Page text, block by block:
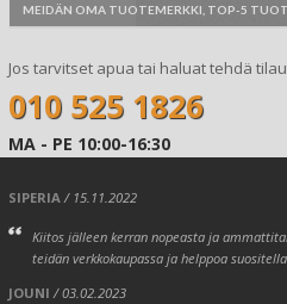
MEIDÄN OMA TUOTEMERKKI, TOP-5
Jos tarvitset apua tai haluat tehdä
010 525 1826
MA - PE 10:00-16:30
SIPERIA / 15.11.2022
Kiitos jälleen kerran nopeasta ja
teidän verkkokaupassa ja helppoa
JOUNI / 03.02.2023